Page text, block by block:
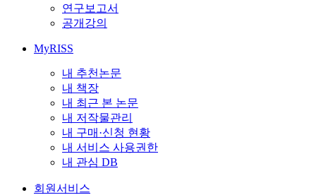
연구보고서
공개강의
MyRISS
내 추천논문
내 책장
내 최근 본 논문
내 저작물관리
내 구매·신청 현황
내 서비스 사용권한
내 관심 DB
회원서비스